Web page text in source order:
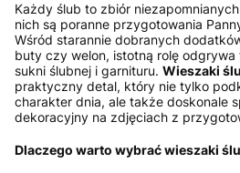
Każdy ślub to zbiór
nich są poranne przygotowania
Wśród starannie dobranych
buty czy welon, istotną rolę
sukni ślubnej i garnituru. Wieszaki
praktyczny detal, który nie tylko
charakter dnia, ale także doskonale
dekoracyjny na zdjęciach z
Dlaczego warto wybrać wieszaki